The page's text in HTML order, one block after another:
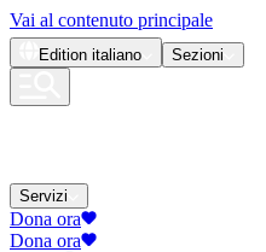
Vai al contenuto principale
Edition italiano Sezioni
Servizi
Dona ora
Dona ora